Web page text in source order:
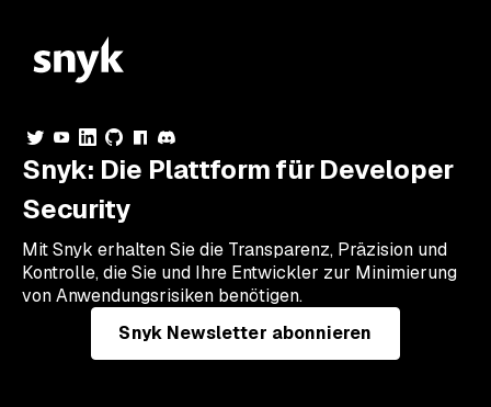
Snyk: Die Plattform für Developer
Security
Mit Snyk erhalten Sie die Transparenz, Präzision und
Kontrolle, die Sie und Ihre Entwickler zur Minimierung
von Anwendungsrisiken benötigen.
Snyk Newsletter abonnieren